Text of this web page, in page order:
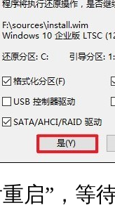
启”，等